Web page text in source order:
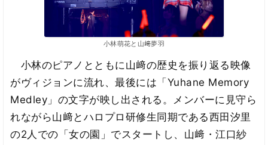
小林萌花と山﨑夢羽
小林のピアノとともに山﨑の歴史を振り返る映像
がヴィジョンに流れ、最後には「Yuhane Memory
Medley」の文字が映し出される。メンバーに見守ら
れながら山﨑とハロプロ研修生同期である西田汐里
の2人での「女の園」でスタートし、山﨑・江口紗